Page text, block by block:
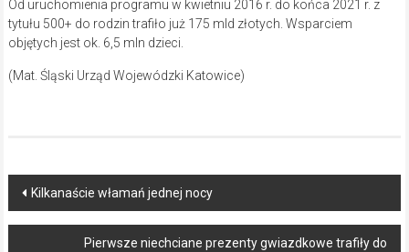
Od uruchomienia programu w kwietniu 2016 r. do końca 2021 r. z
tytułu 500+ do rodzin trafiło już 175 mld złotych. Wsparciem
objętych jest ok. 6,5 mln dzieci.
(Mat. Śląski Urząd Wojewódzki Katowice)
Post
navigation
Kilkanaście włamań jednej nocy
Pierwsze niechciane prezenty gwiazdkowe trafiły do